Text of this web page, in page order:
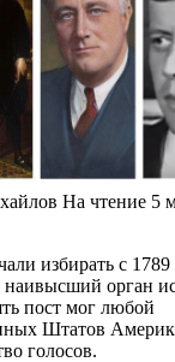
На чтение 5
избирать с 1789
наивысший орган
пост мог любой
Штатов
голосов.